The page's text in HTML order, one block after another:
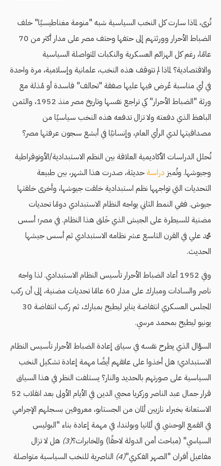
تُرى، لماذا سارت كل النخب السياسية شبه "منومة مغناطيسيًا" خلف
الضباط الأحرار وورثتهم إلى حتفها وحتف مصر على مدار أكثر من 70
عامًا، رغم كل الهزائم العسكرية والنكبات المتواصلة السياسية
والاقتصادية؟ لماذا لم تتوقف هذه النخب، علمانية وإسلامية، مرة واحدة
في أي مناسبة عُرض فيها عليها صفقة "تحالف" فاسدة أو مُذلة مع
ورثة "الضباط الأحرار" كي تراجع نفسها وتاريخ مصر منذ 1952، والثمن
الباهظ الذي دفعته ولا تزال تدفعه هذه النخب سياسيًا من
مصداقيتها لدي الرأي العام، وإنسانيًا في أبشع سجون عرفتها مصر؟
تُحلل الدراسات الأكاديمية العلاقة بين النظم الاستبدادية/الأوتوقراطية
وجيوشها. وتُميز دراسة حديثة، صدرت هذا الشهر، بين طبيعة
التحديات التي تواجهها نظم استبدادية خلقت جيوشها، وأخرى خلقتها
جيوش. ففي النمط الثاني يواجه النظام الاستبدادي دومًا تحديات
مضنية للسيطرة على الجيش الذي خَلق هذا النظام. في مصر؛ أسس
محمد علي في القرن التاسع عشر نظامه الاستبدادي ثم أسس جيشها
الحديث.
وفي 1952 أعاد الضباط الأحرار تأسيس النظام الاستبدادي. لذا واجه
ناصر والسادات ومبارك على مدار 60 عامًا تحديات مضنية، إلى أن ركب
المجلس العسكري انتفاضة يناير ليطيح بمبارك، ثم ركب انتفاضة 30
يونيو ليطيح بمحمد مرسي.
السؤال الذي يطرح نفسه في سياق إعادة الضباط الأحرار تأسيس النظام
الاستبدادي؛ هل أخذوا على عاتقهم أيضًا مهمة إعادة تشكيل النخب
السياسية على صورتهم بالحديد والنار؟ يستلفت النظر في هذا السياق
قرار جمال عبد الناصر وزكريا محيي الدين في الأيام الأولى بعد انقلاب 52
الاستعانة بخبراء نازيين ألمان من الجستابو، معروفين بسجلهم الإجرامي
في القمع الوحشي في ألمانيا وبولندا، في مهمة إعادة بناء "البوليس
السياسي" (مباحث أمن الدولة لاحقًا) والمخابرات؟(3)
هل لا تزال
مفاعيل أفران "الصهر الفكري"(4)
الناصرية للنخب السياسية متواصلة